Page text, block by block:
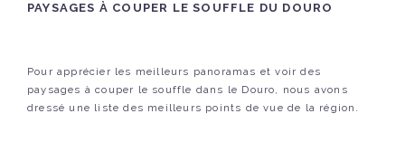
PAYSAGES À COUPER LE SOUFFLE DU DOURO
Pour apprécier les meilleurs panoramas et voir des
paysages à couper le souffle dans le Douro, nous avons
dressé une liste des meilleurs points de vue de la région.